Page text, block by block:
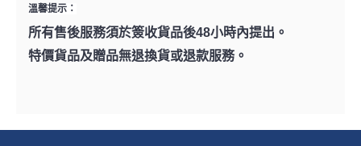
溫馨提示：
所有售後服務須於簽收貨品後48小時內提出。
特價貨品及贈品無退換貨或退款服務。